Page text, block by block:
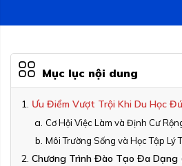
Mục lục nội dung
Ưu Điểm Vượt Trội Khi Du Học
Cơ Hội Việc Làm và Định Cư
Môi Trường Sống và Học Tập Lý
Chương Trình Đào Tạo Đa Dạng